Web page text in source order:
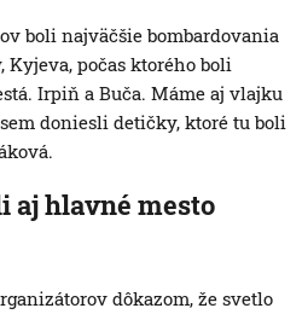
boli najväčšie bombardovania
počas ktorého boli
Irpiň a Buča. Máme aj vlajku
doniesli detičky, ktoré tu boli
hlavné mesto
dôkazom, že svetlo